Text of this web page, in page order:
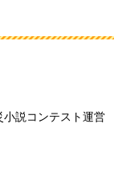
説コンテスト運営